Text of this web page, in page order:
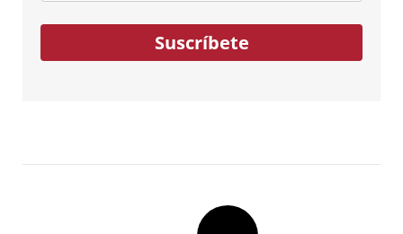
correo
electrónico...
Suscríbete